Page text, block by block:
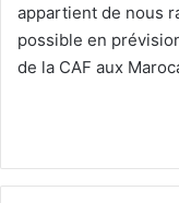
appartient de nous
possible en
de la CAF aux